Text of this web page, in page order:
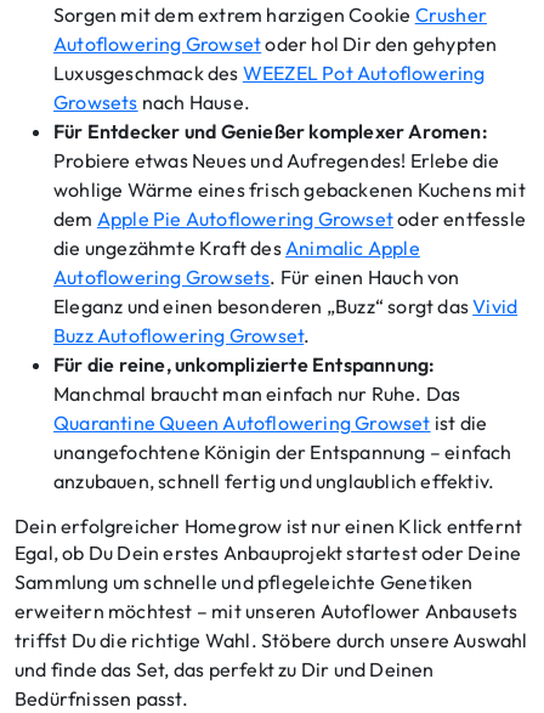
Sorgen mit dem extrem harzigen Cookie Crusher
Autoflowering Growsetoder hol Dir den gehypten
Luxusgeschmack des WEEZEL Pot Autoflowering
Growsets nach Hause.
Für Entdecker und Genießer komplexer Aromen:
Probiere etwas Neues und Aufregendes! Erlebe die
wohlige Wärme eines frisch gebackenen Kuchens mit
dem Apple Pie Autoflowering Growsetoder entfessle
die ungezähmte Kraft des Animalic Apple
Autoflowering Growsets. Für einen Hauch von
Eleganz und einen besonderen „Buzz“ sorgt dasVivid
Buzz Autoflowering Growset.
Für die reine, unkomplizierte Entspannung:
Manchmal braucht man einfach nur Ruhe. Das
Quarantine Queen Autoflowering Growset ist die
unangefochtene Königin der Entspannung – einfach
anzubauen, schnell fertig und unglaublich effektiv.
Dein erfolgreicher Homegrow ist nur einen Klick entfernt
Egal, ob Du Dein erstes Anbauprojekt startest oder Deine
Sammlung um schnelle und pflegeleichte Genetiken
erweitern möchtest – mit unseren Autoflower Anbausets
triffst Du die richtige Wahl. Stöbere durch unsere Auswahl
und finde das Set, das perfekt zu Dir und Deinen
Bedürfnissen passt.